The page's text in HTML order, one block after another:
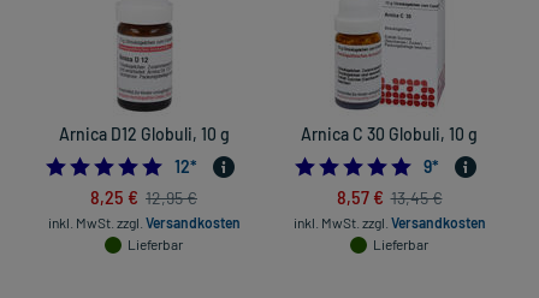
Arnica D12 Globuli, 10 g
5.0
12*
8,25 € 12,95 €
inkl. MwSt. zzgl. Versandkosten
Lieferbar
Arnica C 30 Globuli, 10 g
9*
8,57 € 13,45 €
inkl. MwSt. zzgl. Versandkosten
Lieferbar